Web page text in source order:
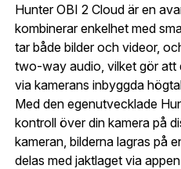
Hunter OBI 2 Cloud är en
kombinerar enkelhet med
tar både bilder och videor,
two-way audio, vilket gör att
via kamerans inbyggda
Med den egenutvecklade
kontroll över din kamera på
kameran, bilderna lagras på
delas med jaktlaget via
Skapa konto och
Är du företag eller
konto hos oss får du
översikt över dina
uppgifter.
Ort:*
Telefon:*
Land:*
Jag godkänner att mina
integritetspolicyn .
Bevaka